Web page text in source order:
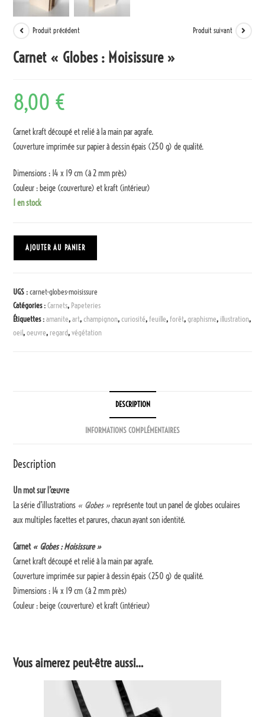
Produit précédent Produit suivant
Carnet « Globes : Moisissure »
8,00 €
Carnet kraft découpé et relié à la main par agrafe.
Couverture imprimée sur papier à dessin épais (250 g) de qualité.
Dimensions : 14 x 19 cm (à 2 mm près)
Couleur : beige (couverture) et kraft (intérieur)
1 en stock
AJOUTER AU PANIER
UGS :carnet-globes-moisissure
Catégories :Carnets, Papeteries
Étiquettes :amanite,art,champignon,curiosité,feuille,forêt,graphisme, illustration,
oeil,oeuvre, regard,végétation
DESCRIPTION
INFORMATIONS COMPLÉMENTAIRES
Description
Un mot sur l’œuvre
La série d’illustrations « Globes » représente tout un panel de globes oculaires
aux multiples facettes et parures, chacun ayant son identité.
Carnet« Globes : Moisissure »
Carnet kraft découpé et relié à la main par agrafe.
Couverture imprimée sur papier à dessin épais (250 g) de qualité.
Dimensions : 14 x 19 cm (à 2 mm près)
Couleur : beige (couverture) et kraft (intérieur)
Vous aimerez peut-être aussi…